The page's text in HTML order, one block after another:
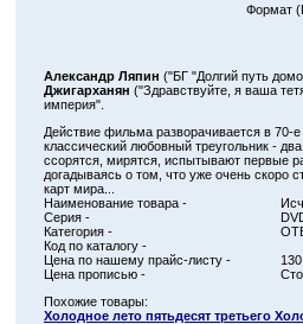
Формат
Александр Ляпин ("БГ "Долгий путь
Джигарханян ("Здравствуйте, я ваша
империя".
Действие фильма разворачивается в 70-
классический любовный треугольник -
ссорятся, мирятся, испытывают первые
догадываясь о том, что уже очень скоро
карт мира...
Наименование товара -
Серия -
Категория -
Код по каталогу -
Цена по нашему прайс-листу -
Цена прописью -
Похожие товары:
Холодное лето пятьдесят третьего